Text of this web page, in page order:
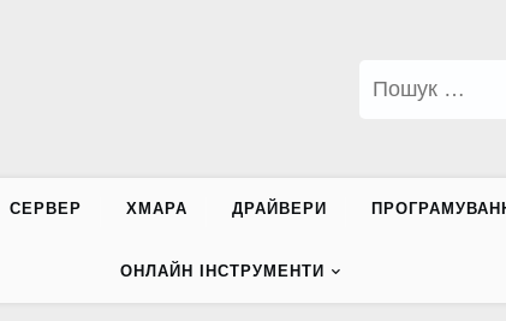
СЕРВЕР ХМАРА ДРАЙВЕРИ
ОНЛАЙН ІНСТРУМЕНТИ